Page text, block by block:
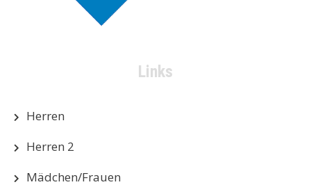
Links
Herren
Herren 2
Mädchen/Frauen